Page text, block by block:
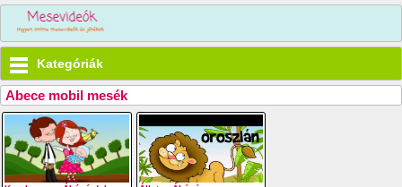
Kategóriák
Abece mobil mesék